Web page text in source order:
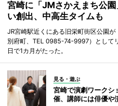
宮崎に「JMさかえまち公
い創出、中高生タイムも
JR宮崎駅近くにある旧栄町街区公園
別府町、TEL 0985-74-9997）として
日で1カ月がたった。
見る・遊ぶ
宮崎で演劇ワーク
催、講師には俳優や